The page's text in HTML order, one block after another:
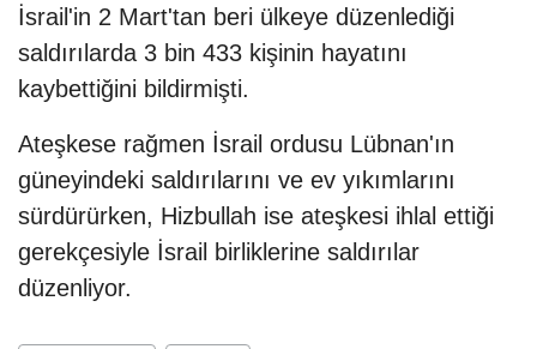
İsrail'in 2 Mart'tan beri ülkeye düzenlediği
saldırılarda 3 bin 433 kişinin hayatını
kaybettiğini bildirmişti.
Ateşkese rağmen İsrail ordusu Lübnan'ın
güneyindeki saldırılarını ve ev yıkımlarını
sürdürürken, Hizbullah ise ateşkesi ihlal ettiği
gerekçesiyle İsrail birliklerine saldırılar
düzenliyor.